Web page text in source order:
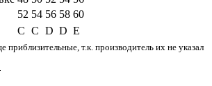
52 54 56 58 60
C С D D E
приблизительные, т.к. производитель их не указал